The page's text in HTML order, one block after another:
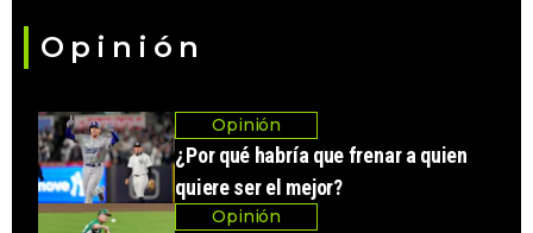
Opinión
Opinión
¿Por qué habría que frenar a quien
quiere ser el mejor?
Opinión